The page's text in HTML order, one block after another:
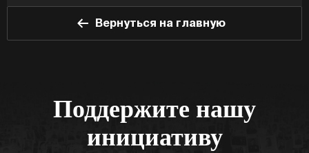
Вернуться на главную
Поддержите нашу
инициативу